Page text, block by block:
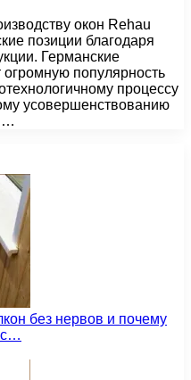
окон Rehau
позиции благодаря
Германские
популярность
процессу
усовершенствованию
без нервов и почему
с…